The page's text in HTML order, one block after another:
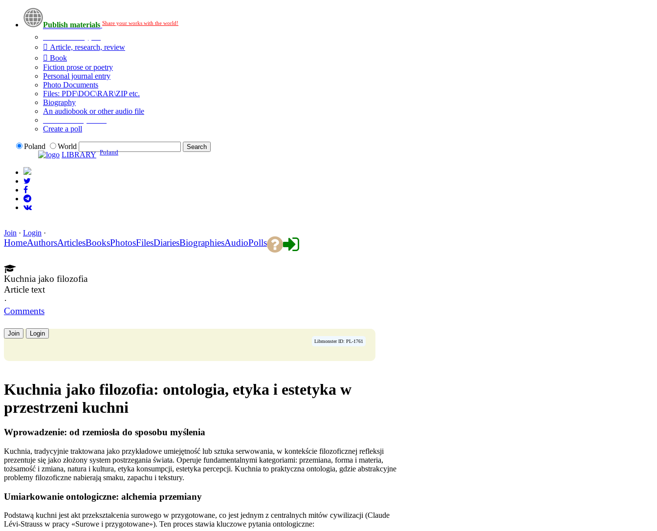
Publish materials Share your works with the world!
Article, research, review
Book
Fiction prose or poetry
Personal journal entry
Photo Documents
Files: PDF\DOC\RAR\ZIP etc.
Biography
An audiobook or other audio file
Create a poll
Poland
World
LIBRARY Poland
Join · Login ·
HomeAuthorsArticlesBooksPhotosFilesDiariesBiographiesAudioPolls
Kuchnia jako filozofia
Article text
·
Comments
Join Login
Libmonster ID: PL-1761
Kuchnia jako filozofia: ontologia, etyka i estetyka w
przestrzeni kuchni
Wprowadzenie: od rzemiosła do sposobu myślenia
Kuchnia, tradycyjnie traktowana jako przykładowe umiejętność lub sztuka serwowania, w kontekście filozoficznej refleksji
prezentuje się jako złożony system postrzegania świata. Operuje fundamentalnymi kategoriami: przemiana, forma i materia,
tożsamość i zmiana, natura i kultura, etyka konsumpcji, estetyka percepcji. Kuchnia to praktyczna ontologia, gdzie abstrakcyjne
problemy filozoficzne nabierają smaku, zapachu i tekstury.
Umiarkowanie ontologiczne: alchemia przemiany
Podstawą kuchni jest akt przekształcenia surowego w przygotowane, co jest jednym z centralnych mitów cywilizacji (Claude
Lévi-Strauss w pracy «Surowe i przygotowane»). Ten proces stawia kluczowe pytania ontologiczne: